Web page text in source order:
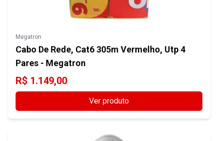
Megatron
Cabo De Rede, Cat6 305m Vermelho, Utp 4
Pares - Megatron
R$ 1.149,00
Ver produto